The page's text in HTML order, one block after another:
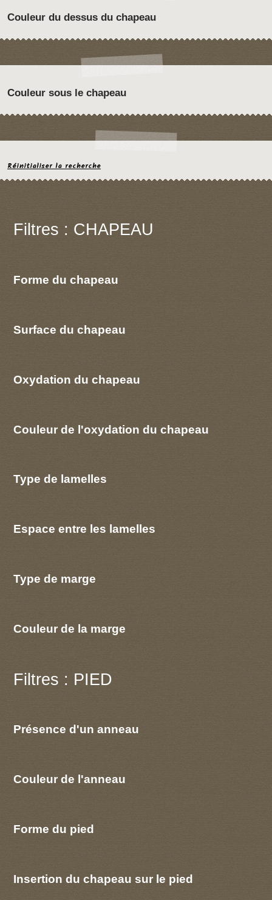
Couleur du dessus du chapeau
Couleur sous le chapeau
Réinitialiser la recherche
Filtres : CHAPEAU
Forme du chapeau
Surface du chapeau
Oxydation du chapeau
Couleur de l'oxydation du chapeau
Type de lamelles
Espace entre les lamelles
Type de marge
Couleur de la marge
Filtres : PIED
Présence d'un anneau
Couleur de l'anneau
Forme du pied
Insertion du chapeau sur le pied